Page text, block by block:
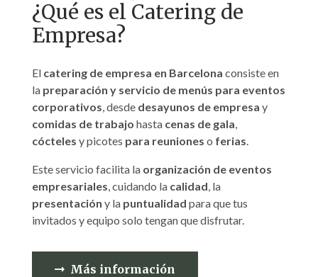
¿Qué es el Catering de
Empresa?
El catering de empresa en Barcelona consiste en
la preparación y servicio de menús para eventos
corporativos , desde desayunos de empresa y
comidas de trabajo hasta cenas de gala
cócteles y picotes para reuniones o ferias
Este servicio facilita la organización de eventos
empresariales , cuidando la calidad , la
presentación y la puntualidad para que tus
invitados y equipo solo tengan que disfrutar.
Más información